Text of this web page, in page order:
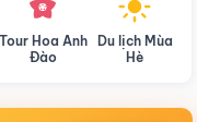
Tour Hoa Anh
Đào
Du lịch Mùa
Hè